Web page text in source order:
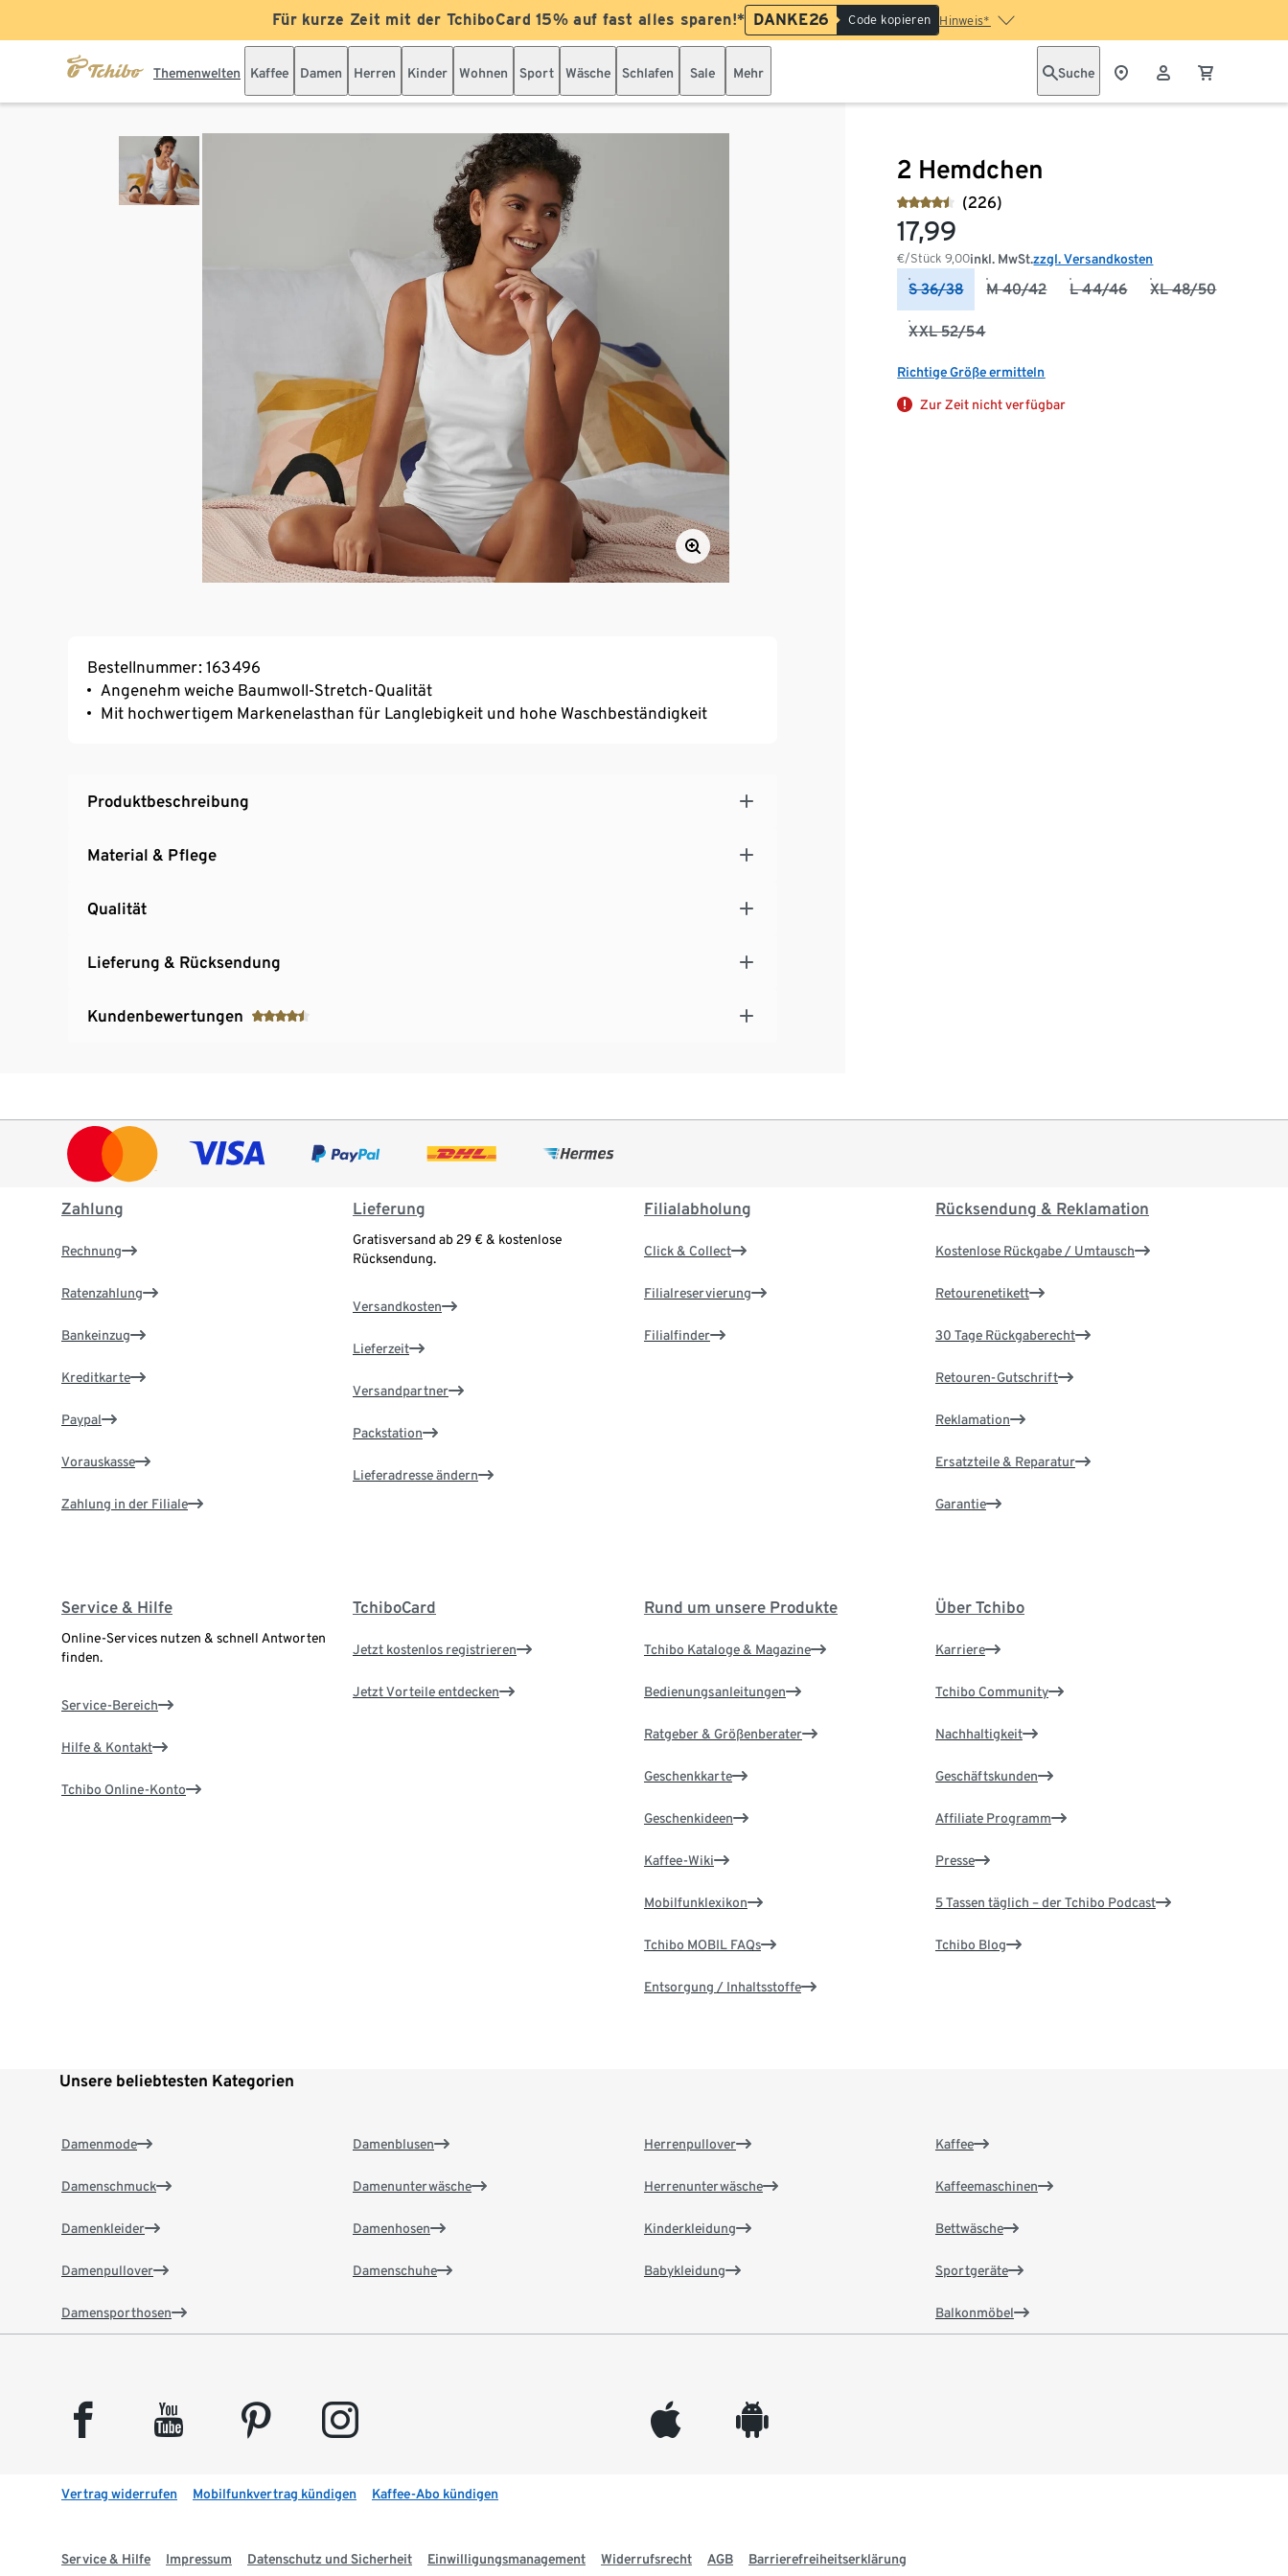
Für kurze Zeit mit der TchiboCard 15% auf fast alles sparen!* DANKE26 Code kopieren Hinweis*
Themenwelten Kaffee Damen Herren Kinder Wohnen Sport Wäsche Schlafen Sale Mehr Suche
2 Hemdchen
(226)
17,99
€/Stück9,00inkl. MwSt.zzgl. Versandkosten
S 36/38 M 40/42 L 44/46 XL 48/50
XXL 52/54
Richtige Größe ermitteln
Zur Zeit nicht verfügbar
Bestellnummer: 163496
Angenehm weiche Baumwoll-Stretch-Qualität
Mit hochwertigem Markenelasthan für Langlebigkeit und hohe Waschbeständigkeit
Produktbeschreibung
Material & Pflege
Qualität
Lieferung & Rücksendung
Kundenbewertungen
Zahlung
Rechnung
Ratenzahlung
Bankeinzug
Kreditkarte
Paypal
Vorauskasse
Zahlung in der Filiale
Lieferung
Gratisversand ab 29 € & kostenlose
Rücksendung.
Versandkosten
Lieferzeit
Versandpartner
Packstation
Lieferadresse ändern
Filialabholung
Click & Collect
Filialreservierung
Filialfinder
Rücksendung & Reklamation
Kostenlose Rückgabe / Umtausch
Retourenetikett
30 Tage Rückgaberecht
Retouren-Gutschrift
Reklamation
Ersatzteile & Reparatur
Garantie
Service & Hilfe
Online-Services nutzen & schnell Antworten
finden.
Service-Bereich
Hilfe & Kontakt
Tchibo Online-Konto
TchiboCard
Jetzt kostenlos registrieren
Jetzt Vorteile entdecken
Rund um unsere Produkte
Tchibo Kataloge & Magazine
Bedienungsanleitungen
Ratgeber & Größenberater
Geschenkkarte
Geschenkideen
Kaffee-Wiki
Mobilfunklexikon
Tchibo MOBIL FAQs
Entsorgung / Inhaltsstoffe
Über Tchibo
Karriere
Tchibo Community
Nachhaltigkeit
Geschäftskunden
Affiliate Programm
Presse
5 Tassen täglich – der Tchibo Podcast
Tchibo Blog
Unsere beliebtesten Kategorien
Damenmode
Damenschmuck
Damenkleider
Damenpullover
Damensporthosen
Damenblusen
Damenunterwäsche
Damenhosen
Damenschuhe
Herrenpullover
Herrenunterwäsche
Kinderkleidung
Babykleidung
Kaffee
Kaffeemaschinen
Bettwäsche
Sportgeräte
Balkonmöbel
facebook youtube pinterest instagram appleinc android
Vertrag widerrufen Mobilfunkvertrag kündigen Kaffee-Abo kündigen
Service & Hilfe Impressum Datenschutz und Sicherheit Einwilligungsmanagement Widerrufsrecht AGB Barrierefreiheitserklärung